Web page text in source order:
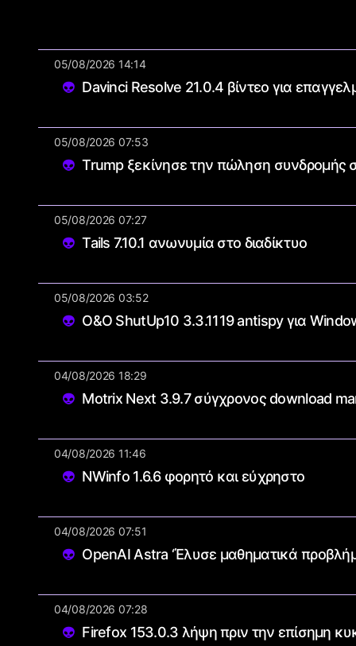
05/08/2026 14:14
Davinci Resolve 21.0.4 βίντεο για
05/08/2026 07:53
Trump ξεκίνησε την πώληση συνδρομής
05/08/2026 07:27
Tails 7.10.1 ανωνυμία στο διαδίκτυο
05/08/2026 03:52
O&O ShutUp10 3.3.1119 antispy για
04/08/2026 18:29
Motrix Next 3.9.7 σύγχρονος download
04/08/2026 11:46
NWinfo 1.6.6 φορητό και εύχρηστο
04/08/2026 07:51
OpenAI Astra ‘Έλυσε μαθηματικά
04/08/2026 07:28
Firefox 153.0.3 λήψη πριν την επίσημη